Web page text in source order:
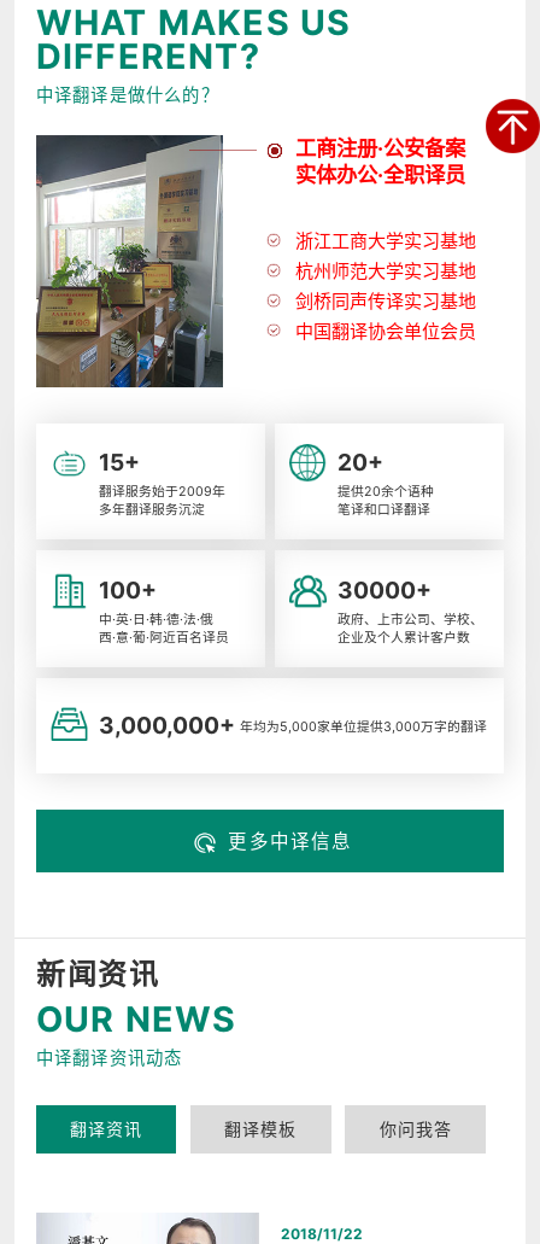
WHAT MAKES US
DIFFERENT?
中译翻译是做什么的？
工商注册·公安备案
实体办公·全职译员
浙江工商大学实习基地
杭州师范大学实习基地
剑桥同声传译实习基地
中国翻译协会单位会员
15+
翻译服务始于2009年
多年翻译服务沉淀
20+
提供20余个语种
笔译和口译翻译
100+
中·英·日·韩·德·法·俄
西·意·葡·阿近百名译员
30000+
政府、上市公司、学校、
企业及个人累计客户数
3,000,000+ 年均为5,000家单位提供3,000万字的翻译
更多中译信息
新闻资讯
OUR NEWS
中译翻译资讯动态
翻译资讯 翻译模板 你问我答
2018/11/22